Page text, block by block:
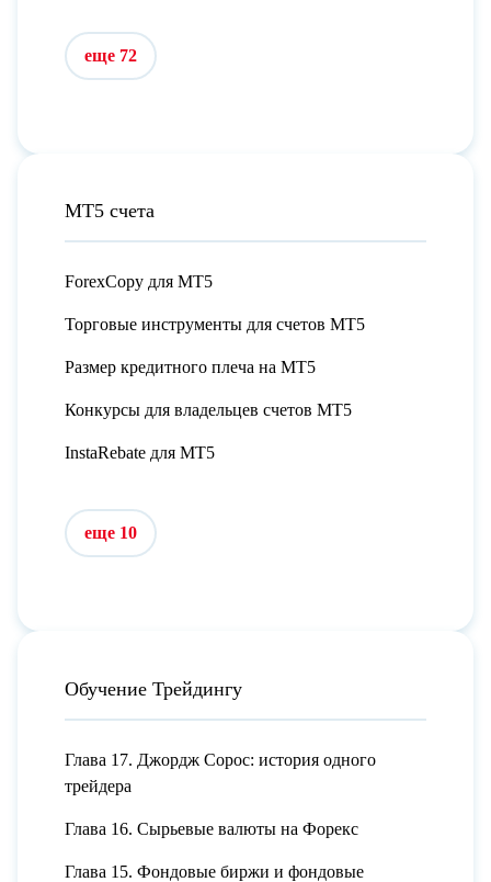
еще 72
МТ5 счета
ForexCopy для МТ5
Торговые инструменты для счетов МТ5
Размер кредитного плеча на МТ5
Конкурсы для владельцев счетов МТ5
InstaRebate для МТ5
еще 10
Обучение Трейдингу
Глава 17. Джордж Сорос: история одного
трейдера
Глава 16. Сырьевые валюты на Форекс
Глава 15. Фондовые биржи и фондовые